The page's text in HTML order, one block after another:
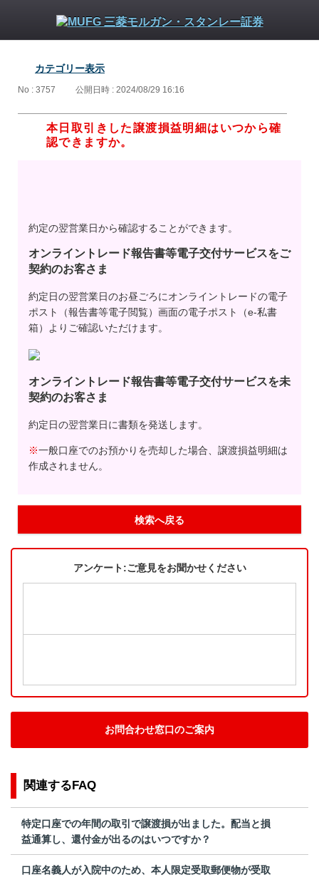
カテゴリー表示
No : 3757 公開日時 : 2024/08/29 16:16
本日取引きした譲渡損益明細はいつから確
認できますか。
約定の翌営業日から確認することができます。
オンライントレード報告書等電子交付サービスをご
契約のお客さま
約定日の翌営業日のお昼ごろにオンライントレードの電子
ポスト（報告書等電子閲覧）画面の電子ポスト（e-私書
箱）よりご確認いただけます。
オンライントレード報告書等電子交付サービスを未
契約のお客さま
約定日の翌営業日に書類を発送します。
※一般口座でのお預かりを売却した場合、譲渡損益明細は
作成されません。
検索へ戻る
アンケート:ご意見をお聞かせください
お問合わせ窓口のご案内
関連するFAQ
特定口座での年間の取引で譲渡損が出ました。配当と損
益通算し、還付金が出るのはいつですか？
口座名義人が入院中のため、本人限定受取郵便物が受取